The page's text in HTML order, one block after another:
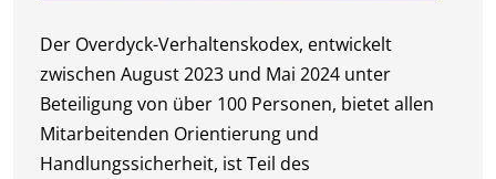
Der Overdyck-Verhaltenskodex, entwickelt
zwischen August 2023 und Mai 2024 unter
Beteiligung von über 100 Personen, bietet allen
Mitarbeitenden Orientierung und
Handlungssicherheit, ist Teil des